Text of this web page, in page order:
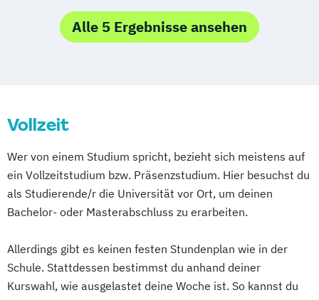
Videoproduzent*in
Onlinekommunikation
Sound and Music Production
Media Management
Media: Conception & Production
Alle 5 Ergebnisse ansehen
Vollzeit
Wer von einem Studium spricht, bezieht sich meistens auf
ein Vollzeitstudium bzw. Präsenzstudium. Hier besuchst du
als Studierende/r die Universität vor Ort, um deinen
Bachelor- oder Masterabschluss zu erarbeiten.
Allerdings gibt es keinen festen Stundenplan wie in der
Schule. Stattdessen bestimmst du anhand deiner
Kurswahl, wie ausgelastet deine Woche ist. So kannst du